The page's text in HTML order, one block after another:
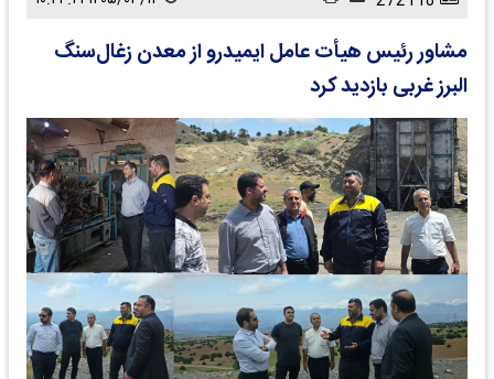
مشاور رئیس هیأت عامل ایمیدرو از معدن زغال‌سنگ
البرز غربی بازدید کرد